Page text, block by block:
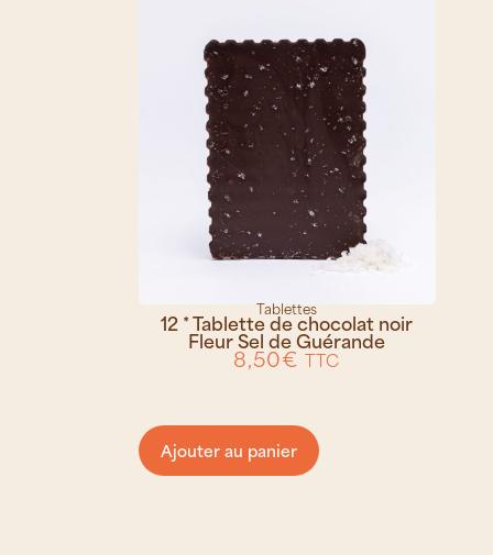
Tablettes
12 * Tablette de chocolat noir
Fleur Sel de Guérande
8,50€ TTC
Ajouter au panier